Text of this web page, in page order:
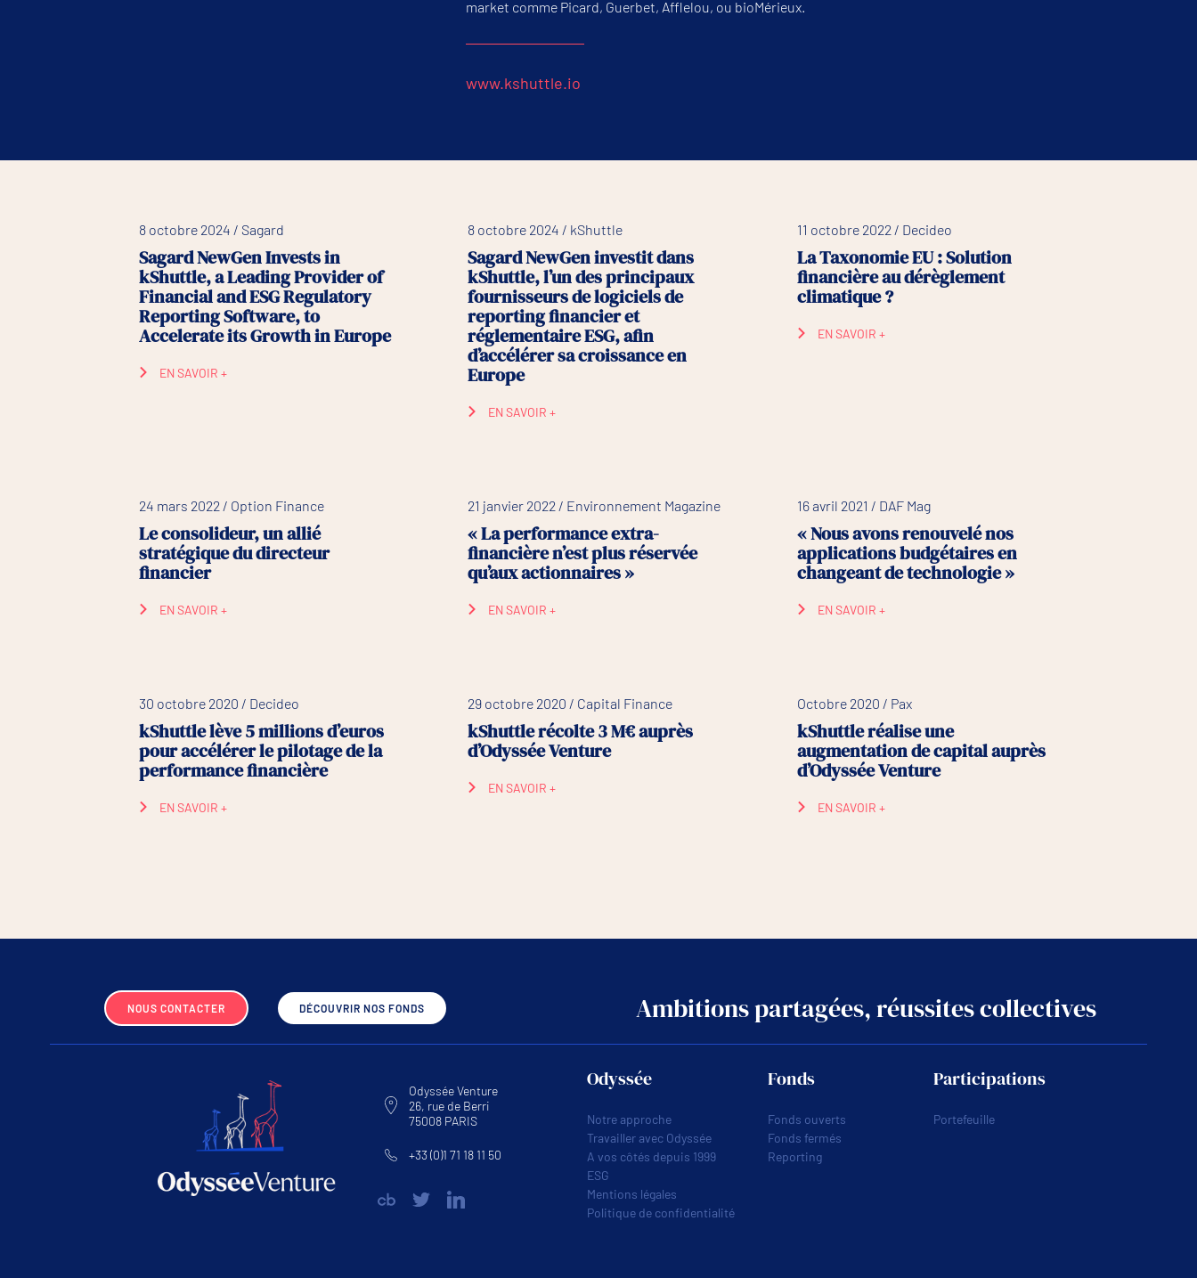
market comme Picard, Guerbet, Afflelou, ou bioMérieux.
www.kshuttle.io
8 octobre 2024 / Sagard
Sagard NewGen Invests in
kShuttle, a Leading Provider of
Financial and ESG Regulatory
Reporting Software, to
Accelerate its Growth in Europe
EN SAVOIR +
8 octobre 2024 / kShuttle
Sagard NewGen investit dans
kShuttle, l’un des principaux
fournisseurs de logiciels de
reporting financier et
réglementaire ESG, afin
d’accélérer sa croissance en
Europe
EN SAVOIR +
11 octobre 2022 / Decideo
La Taxonomie EU : Solution
financière au dérèglement
climatique ?
EN SAVOIR +
24 mars 2022 / Option Finance
Le consolideur, un allié
stratégique du directeur
financier
EN SAVOIR +
21 janvier 2022 / Environnement Magazine
« La performance extra-
financière n’est plus réservée
qu’aux actionnaires »
EN SAVOIR +
16 avril 2021 / DAF Mag
« Nous avons renouvelé nos
applications budgétaires en
changeant de technologie »
EN SAVOIR +
30 octobre 2020 / Decideo
kShuttle lève 5 millions d’euros
pour accélérer le pilotage de la
performance financière
EN SAVOIR +
29 octobre 2020 / Capital Finance
kShuttle récolte 3 M€ auprès
d’Odyssée Venture
EN SAVOIR +
Octobre 2020 / Pax
kShuttle réalise une
augmentation de capital auprès
d’Odyssée Venture
EN SAVOIR +
NOUS CONTACTER DÉCOUVRIR NOS FONDS Ambitions partagées, réussites collectives
Odyssée Venture
26, rue de Berri
75008 PARIS
+33 (0)1 71 18 11 50
Odyssée
Notre approche
Travailler avec Odyssée
A vos côtés depuis 1999
ESG
Mentions légales
Politique de confidentialité
Fonds
Fonds ouverts
Fonds fermés
Reporting
Participations
Portefeuille